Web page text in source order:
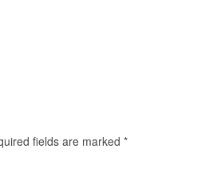
fields are marked *